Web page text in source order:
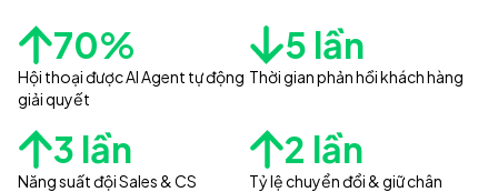
70%
Hội thoại được AI Agent tự động
giải quyết
5 lần
Thời gian phản hồi khách hàng
3 lần
Năng suất đội Sales & CS
2 lần
Tỷ lệ chuyển đổi & giữ chân